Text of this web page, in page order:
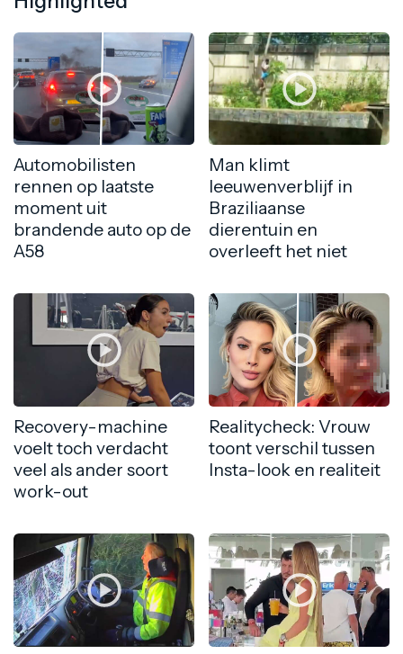
Automobilisten
rennen op laatste
moment uit
brandende auto op de
A58
Man klimt
leeuwenverblijf in
Braziliaanse
dierentuin en
overleeft het niet
Recovery-machine
voelt toch verdacht
veel als ander soort
work-out
Realitycheck: Vrouw
toont verschil tussen
Insta-look en realiteit